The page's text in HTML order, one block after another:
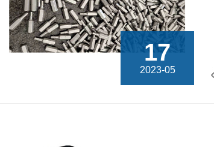
17
2023-05